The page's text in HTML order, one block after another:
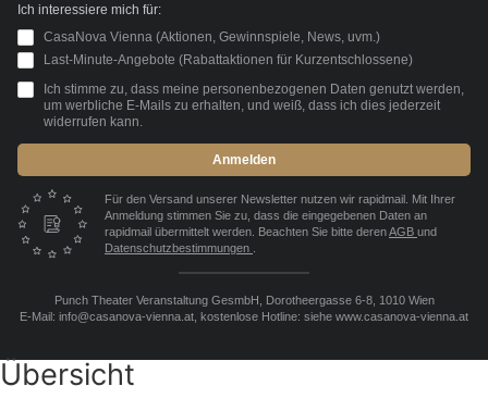
Ich interessiere mich für:
CasaNova Vienna (Aktionen, Gewinnspiele, News, uvm.)
Last-Minute-Angebote (Rabattaktionen für Kurzentschlossene)
Ich stimme zu, dass meine personenbezogenen Daten genutzt werden,
um werbliche E-Mails zu erhalten, und weiß, dass ich dies jederzeit
widerrufen kann.
Anmelden
Für den Versand unserer Newsletter nutzen wir rapidmail. Mit Ihrer
Anmeldung stimmen Sie zu, dass die eingegebenen Daten an
rapidmail übermittelt werden. Beachten Sie bitte derenAGB und
Datenschutzbestimmungen
Punch Theater Veranstaltung GesmbH, Dorotheergasse 6-8, 1010 Wien
E-Mail: info@casanova-vienna.at, kostenlose Hotline: siehe www.casanova-vienna.at
Übersicht